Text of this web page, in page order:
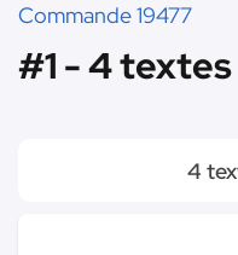
Commande 19477
#1 - 4 textes
4